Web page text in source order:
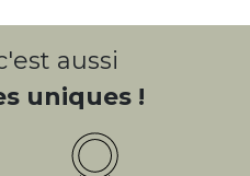
aussi
uniques !